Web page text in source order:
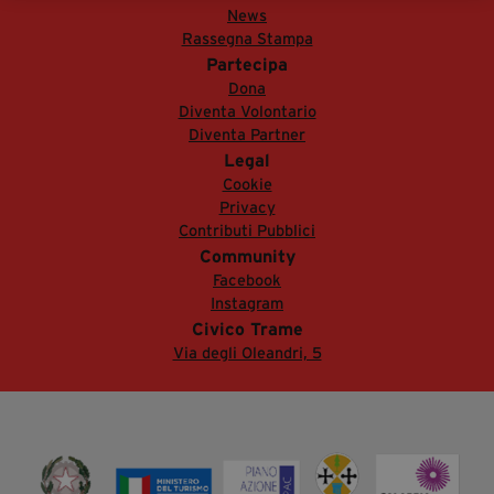
segreteria@tramefestival.it
info@tramefestival.it
News
Rassegna Stampa
Partecipa
Dona
Diventa Volontario
Diventa Partner
Legal
Cookie
Privacy
Contributi Pubblici
Community
Facebook
Instagram
Civico Trame
Via degli Oleandri, 5